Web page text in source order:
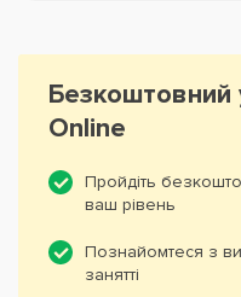
Безкоштовний
Online
Пройдіть
ваш рівень
Познайомтеся з
занятті